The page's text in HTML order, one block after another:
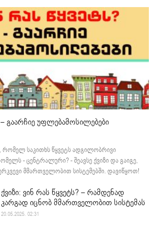
– გაარჩიე უფლებამოსილებები
რომელ საკითხს წყვეტს ადგილობრივი
- ცენტრალური? - შეავსე ქვიზი და გაიგე,
მმართველობით სისტემებში. დავიწყოთ!
ქვიზი: ვინ რას წყვეტს? – რამდენად
კარგად იცნობ მმართველობით სისტემას
20.05.2025. 02:31